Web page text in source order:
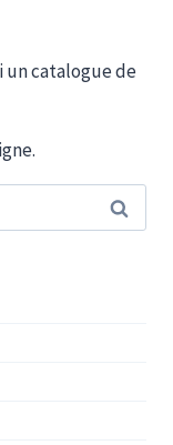
un catalogue de